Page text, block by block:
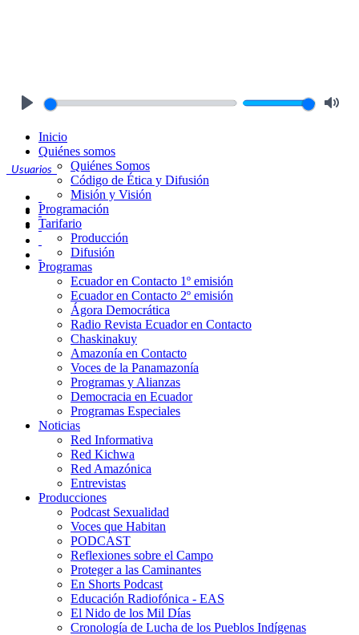
Usuarios
Inicio
Quiénes somos
Quiénes Somos
Código de Ética y Difusión
Misión y Visión
Programación
Tarifario
Producción
Difusión
Programas
Ecuador en Contacto 1º emisión
Ecuador en Contacto 2º emisión
Ágora Democrática
Radio Revista Ecuador en Contacto
Chaskinakuy
Amazonía en Contacto
Voces de la Panamazonía
Programas y Alianzas
Democracia en Ecuador
Programas Especiales
Noticias
Red Informativa
Red Kichwa
Red Amazónica
Entrevistas
Producciones
Podcast Sexualidad
Voces que Habitan
PODCAST
Reflexiones sobre el Campo
Proteger a las Caminantes
En Shorts Podcast
Educación Radiofónica - EAS
El Nido de los Mil Días
Cronología de Lucha de los Pueblos Indígenas